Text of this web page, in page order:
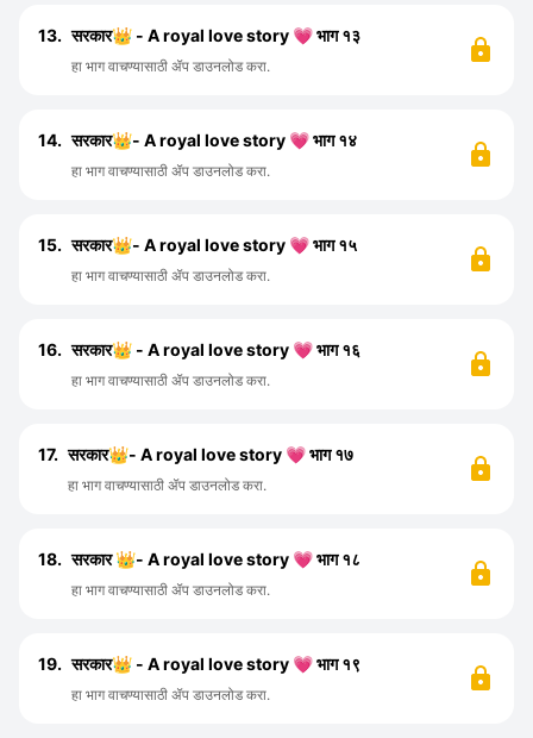
13. सरकार👑 - A royal love story 💗 भाग १३
हा भाग वाचण्यासाठी ॲप डाउनलोड करा.
14. सरकार👑- A royal love story 💗 भाग १४
हा भाग वाचण्यासाठी ॲप डाउनलोड करा.
15. सरकार👑- A royal love story 💗 भाग १५
हा भाग वाचण्यासाठी ॲप डाउनलोड करा.
16. सरकार👑 - A royal love story 💗 भाग १६
हा भाग वाचण्यासाठी ॲप डाउनलोड करा.
17. सरकार👑- A royal love story 💗 भाग १७
हा भाग वाचण्यासाठी ॲप डाउनलोड करा.
18. सरकार 👑- A royal love story 💗 भाग १८
हा भाग वाचण्यासाठी ॲप डाउनलोड करा.
19. सरकार👑 - A royal love story 💗 भाग १९
हा भाग वाचण्यासाठी ॲप डाउनलोड करा.